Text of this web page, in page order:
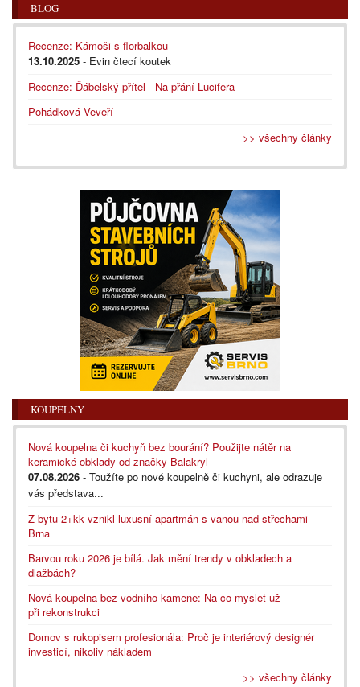
BLOG
Recenze: Kámoši s florbalkou
13.10.2025 - Evin čtecí koutek
Recenze: Ďábelský přítel - Na přání Lucifera
Pohádková Veveří
>> všechny články
KOUPELNY
Nová koupelna či kuchyň bez bourání? Použijte nátěr na
keramické obklady od značky Balakryl
07.08.2026 - Toužíte po nové koupelně či kuchyni, ale odrazuje
vás představa...
Z bytu 2+kk vznikl luxusní apartmán s vanou nad střechami
Brna
Barvou roku 2026 je bílá. Jak mění trendy v obkladech a
dlažbách?
Nová koupelna bez vodního kamene: Na co myslet už
při rekonstrukci
Domov s rukopisem profesionála: Proč je interiérový designér
investicí, nikoliv nákladem
>> všechny články